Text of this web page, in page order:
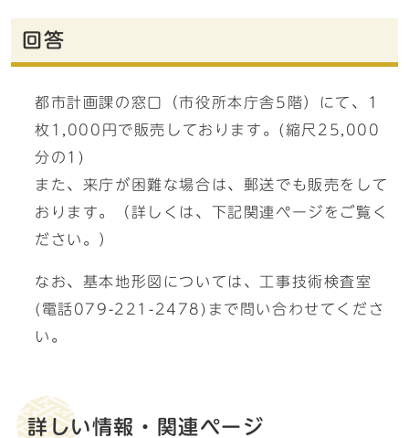
回答
都市計画課の窓口（市役所本庁舎5階）にて、1
枚1,000円で販売しております。(縮尺25,000
分の1)
また、来庁が困難な場合は、郵送でも販売をして
おります。（詳しくは、下記関連ページをご覧く
ださい。）
なお、基本地形図については、工事技術検査室
(電話079-221-2478)まで問い合わせてくださ
い。
詳しい情報・関連ページ